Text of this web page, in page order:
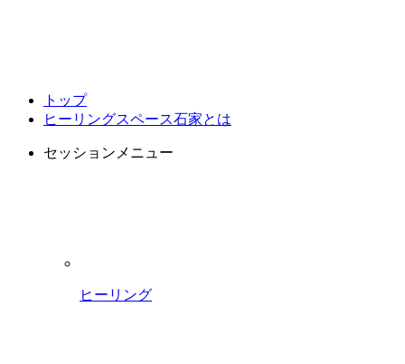
トップ
ヒーリングスペース石家とは
セッションメニュー
ヒーリング